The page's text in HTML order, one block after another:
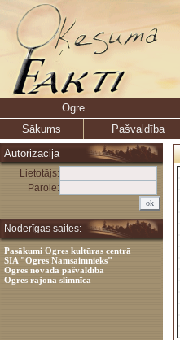
Ogre
Sākums
Pašvaldība
Autorizācija
Lietotājs:
Parole:
Noderīgas saites:
Pasākumi Ogres kultūras centrā
SIA "Ogres Namsaimnieks"
Ogres novada pašvaldība
Ogres rajona slimnīca